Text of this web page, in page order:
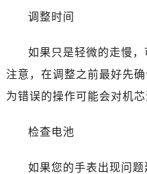
调整时间
如果只是轻微的走慢
注意，在调整之前最好先
为错误的操作可能会对机芯
检查电池
如果您的手表出现问